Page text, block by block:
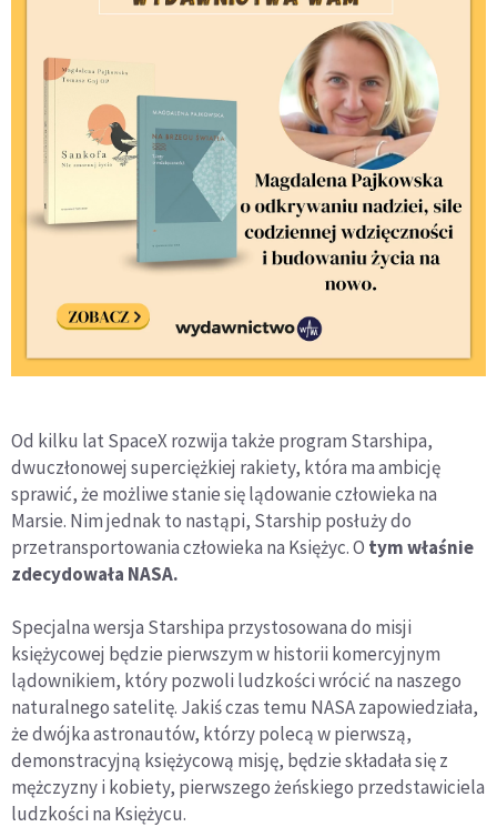
Od kilku lat SpaceX rozwija także program Starshipa,
dwuczłonowej superciężkiej rakiety, która ma ambicję
sprawić, że możliwe stanie się lądowanie człowieka na
Marsie. Nim jednak to nastąpi, Starship posłuży do
przetransportowania człowieka na Księżyc. O tym właśnie
zdecydowała NASA.
Specjalna wersja Starshipa przystosowana do misji
księżycowej będzie pierwszym w historii komercyjnym
lądownikiem, który pozwoli ludzkości wrócić na naszego
naturalnego satelitę. Jakiś czas temu NASA zapowiedziała,
że dwójka astronautów, którzy polecą w pierwszą,
demonstracyjną księżycową misję, będzie składała się z
mężczyzny i kobiety, pierwszego żeńskiego przedstawiciela
ludzkości na Księżycu.